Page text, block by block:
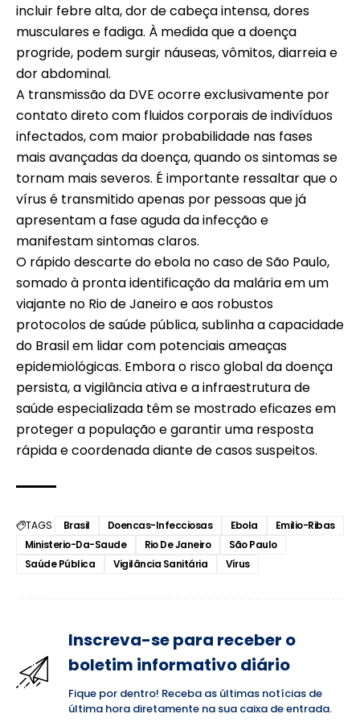
incluir febre alta, dor de cabeça intensa, dores
musculares e fadiga. À medida que a doença
progride, podem surgir náuseas, vômitos, diarreia e
dor abdominal.
A transmissão da DVE ocorre exclusivamente por
contato direto com fluidos corporais de indivíduos
infectados, com maior probabilidade nas fases
mais avançadas da doença, quando os sintomas se
tornam mais severos. É importante ressaltar que o
vírus é transmitido apenas por pessoas que já
apresentam a fase aguda da infecção e
manifestam sintomas claros.
O rápido descarte do ebola no caso de São Paulo,
somado à pronta identificação da malária em um
viajante no Rio de Janeiro e aos robustos
protocolos de saúde pública, sublinha a capacidade
do Brasil em lidar com potenciais ameaças
epidemiológicas. Embora o risco global da doença
persista, a vigilância ativa e a infraestrutura de
saúde especializada têm se mostrado eficazes em
proteger a população e garantir uma resposta
rápida e coordenada diante de casos suspeitos.
TAGS Brasil Doencas-Infecciosas Ebola
Emilio-Ribas
Ministerio-Da-Saude
Rio De Janeiro
São Paulo
Saúde Pública
Vigilância Sanitária Vírus
Inscreva-se para receber o
boletim informativo diário
Fique por dentro! Receba as últimas notícias de
última hora diretamente na sua caixa de entrada.